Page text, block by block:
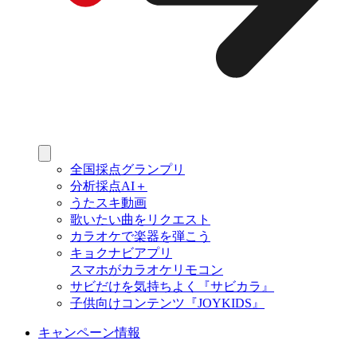
全国採点グランプリ
分析採点AI＋
うたスキ動画
歌いたい曲をリクエスト
カラオケで楽器を弾こう
キョクナビアプリ
スマホがカラオケリモコン
サビだけを気持ちよく『サビカラ』
子供向けコンテンツ『JOYKIDS』
キャンペーン情報